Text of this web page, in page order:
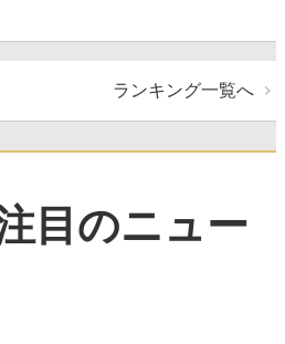
ランキング一覧へ
目のニュー